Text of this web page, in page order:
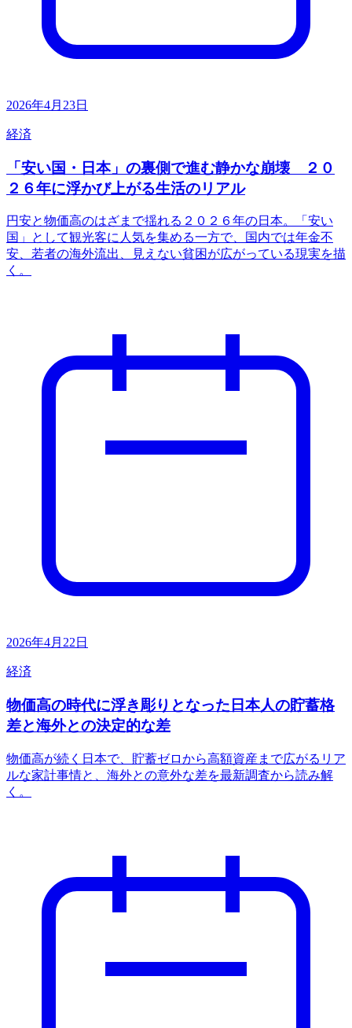
2026年4月23日
経済
「安い国・日本」の裏側で進む静かな崩壊 ２０
２６年に浮かび上がる生活のリアル
円安と物価高のはざまで揺れる２０２６年の日本。「安い
国」として観光客に人気を集める一方で、国内では年金不
安、若者の海外流出、見えない貧困が広がっている現実を描
く。
2026年4月22日
経済
物価高の時代に浮き彫りとなった日本人の貯蓄格
差と海外との決定的な差
物価高が続く日本で、貯蓄ゼロから高額資産まで広がるリア
ルな家計事情と、海外との意外な差を最新調査から読み解
く。